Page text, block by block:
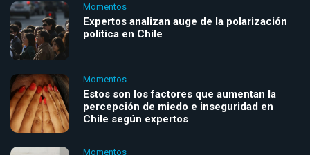
Momentos
Expertos analizan auge de la polarización
política en Chile
Momentos
Estos son los factores que aumentan la
percepción de miedo e inseguridad en
Chile según expertos
Momentos